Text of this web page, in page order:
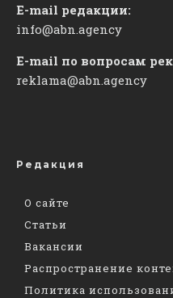
E-mail редакции:
info@abn.agency
E-mail по вопросам
reklama@abn.agency
Редакция
О сайте
Статьи
Вакансии
Распространение
Политика